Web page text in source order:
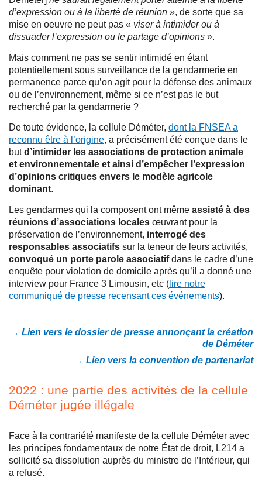
d’expression ou à la liberté de réunion », de sorte que sa
mise en oeuvre ne peut pas « viser à intimider ou à
dissuader l’expression ou le partage d’opinions ».
Mais comment ne pas se sentir intimidé en étant
potentiellement sous surveillance de la gendarmerie en
permanence parce qu’on agit pour la défense des animaux
ou de l’environnement, même si ce n’est pas le but
recherché par la gendarmerie ?
De toute évidence, la cellule Déméter, dont la FNSEA a
reconnu être à l’origine, a précisément été conçue dans le
butd’intimider les associations de protection animale
et environnementale et ainsi d’empêcher l’expression
d’opinions critiques envers le modèle agricole
dominant.
Les gendarmes qui la composent ont même assisté à des
réunions d’associations locales œuvrant pour la
préservation de l’environnement, interrogé des
responsables associatifs sur la teneur de leurs activités,
convoqué un porte parole associatifdans le cadre d’une
enquête pour violation de domicile après qu’il a donné une
interview pour France 3 Limousin, etc ( lire notre
communiqué de presse recensant ces événements).
→ Lien vers le dossier de presse annonçant la création
de Déméter
→ Lien vers la convention de partenariat
2022 : une partie des activités de la cellule
Déméter jugée illégale
Face à la contrariété manifeste de la cellule Déméter avec
les principes fondamentaux de notre État de droit, L214 a
sollicité sa dissolution auprès du ministre de l’Intérieur, qui
a refusé.